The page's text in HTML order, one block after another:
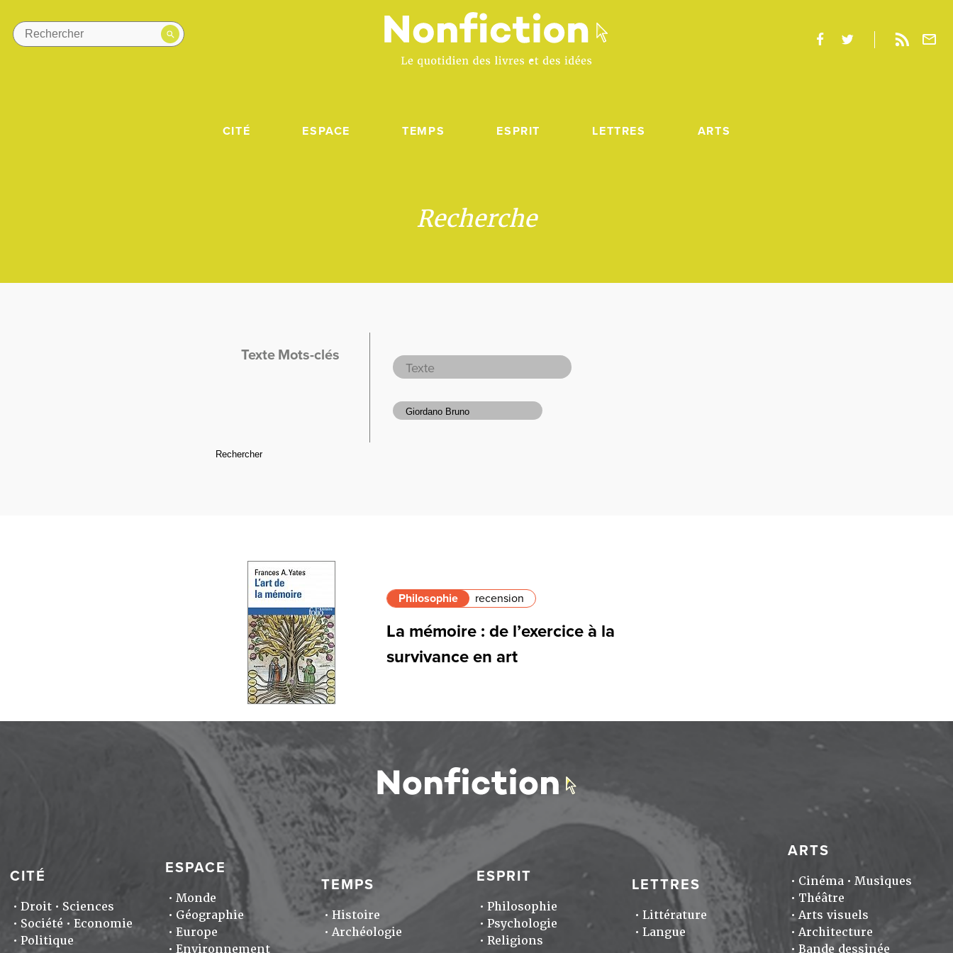
CITÉ ESPACE TEMPS ESPRIT LETTRES ARTS
Recherche
Texte Mots-clés
Philosophie recension
La mémoire : de l’exercice à la
survivance en art
CITÉ
Droit
Sciences
Société
Economie
Politique
ESPACE
Monde
Géographie
Europe
Environnement
TEMPS
Histoire
Archéologie
ESPRIT
Philosophie
Psychologie
Religions
LETTRES
Littérature
Langue
ARTS
Cinéma
Musiques
Théâtre
Arts visuels
Architecture
Bande dessinée